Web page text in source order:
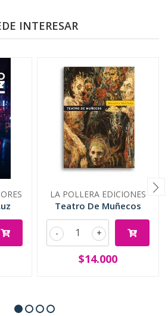
INTERESAR
LA POLLERA EDICIONES
Teatro De Muñecos
+
-
$14.000